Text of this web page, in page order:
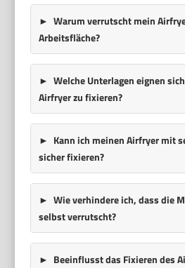
Warum verrutscht mein
Arbeitsfläche?
Welche Unterlagen eignen
Airfryer zu fixieren?
Kann ich meinen Airfryer mit
sicher fixieren?
Wie verhindere ich, dass die
selbst verrutscht?
Beeinflusst das Fixieren des